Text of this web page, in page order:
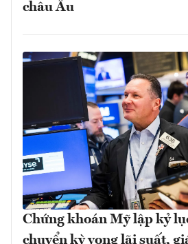
châu Âu
Chứng khoán Mỹ lập kỷ
chuyển kỳ vọng lãi suất,